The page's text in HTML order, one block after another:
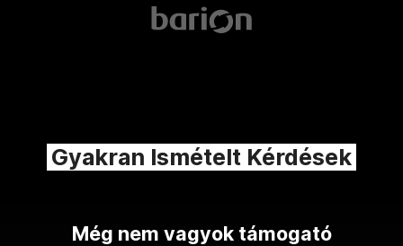
Gyakran Ismételt Kérdések
Még nem vagyok támogató